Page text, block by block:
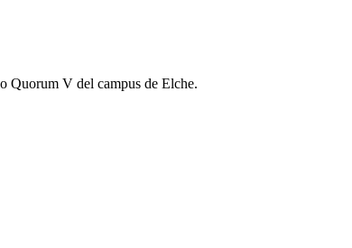
Quorum V del campus de Elche.